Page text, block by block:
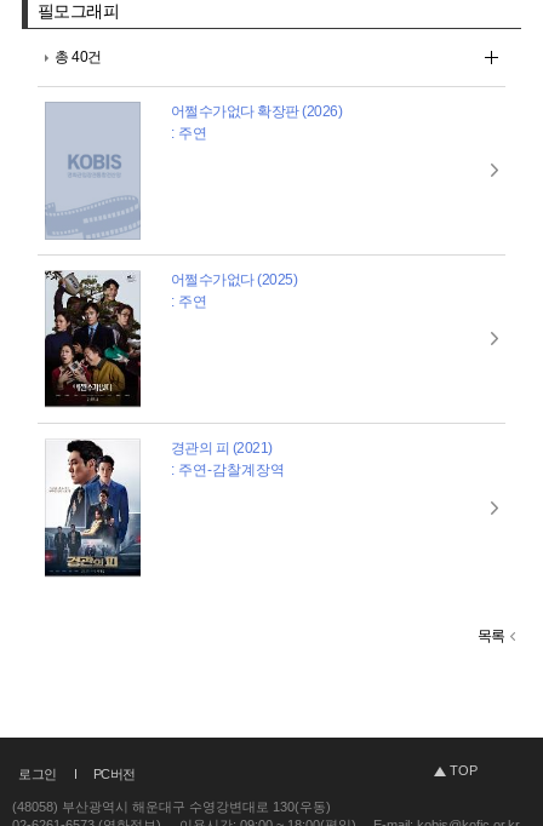
필모그래피
총 40건
어쩔수가없다 확장판 (2026)
: 주연
어쩔수가없다 (2025)
: 주연
경관의 피 (2021)
: 주연-감찰계장역
목록
로그인 PC버전 TOP
(48058) 부산광역시 해운대구 수영강변대로 130(우동)